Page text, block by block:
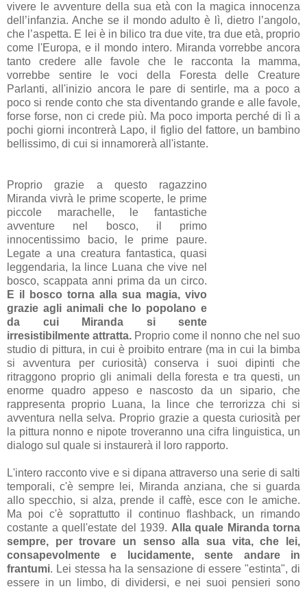
vivere le avventure della sua età con la magica innocenza
dell’infanzia. Anche se il mondo adulto è lì, dietro l’angolo,
che l’aspetta. E lei è in bilico tra due vite, tra due età, proprio
come l'Europa, e il mondo intero. Miranda vorrebbe ancora
tanto credere alle favole che le racconta la mamma,
vorrebbe sentire le voci della Foresta delle Creature
Parlanti, all'inizio ancora le pare di sentirle, ma a poco a
poco si rende conto che sta diventando grande e alle favole,
forse forse, non ci crede più. Ma poco importa perché di lì a
pochi giorni incontrerà Lapo, il figlio del fattore, un bambino
bellissimo, di cui si innamorerà all'istante.
Proprio grazie a questo ragazzino
Miranda vivrà le prime scoperte, le prime
piccole marachelle, le fantastiche
avventure nel bosco, il primo
innocentissimo bacio, le prime paure.
Legate a una creatura fantastica, quasi
leggendaria, la lince Luana che vive nel
bosco, scappata anni prima da un circo.
E il bosco torna alla sua magia, vivo
grazie agli animali che lo popolano e
da cui Miranda si sente
irresistibilmente attratta. Proprio come il nonno che nel suo
studio di pittura, in cui è proibito entrare (ma in cui la bimba
si avventura per curiosità) conserva i suoi dipinti che
ritraggono proprio gli animali della foresta e tra questi, un
enorme quadro appeso e nascosto da un sipario, che
rappresenta proprio Luana, la lince che terrorizza chi si
avventura nella selva. Proprio grazie a questa curiosità per
la pittura nonno e nipote troveranno una cifra linguistica, un
dialogo sul quale si instaurerà il loro rapporto.
L'intero racconto vive e si dipana attraverso una serie di salti
temporali, c'è sempre lei, Miranda anziana, che si guarda
allo specchio, si alza, prende il caffè, esce con le amiche.
Ma poi c'è soprattutto il continuo flashback, un rimando
costante a quell'estate del 1939. Alla quale Miranda torna
sempre, per trovare un senso alla sua vita, che lei,
consapevolmente e lucidamente, sente andare in
frantumi. Lei stessa ha la sensazione di essere "estinta", di
essere in un limbo, di dividersi, e nei suoi pensieri sono